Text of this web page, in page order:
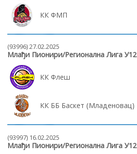
КК ФМП
(93996) 27.02.2025
Млађи Пионири/Регионална Лига У12
КК Флеш
КК ББ Баскет (Младеновац)
(93997) 16.02.2025
Млађи Пионири/Регионална Лига У12